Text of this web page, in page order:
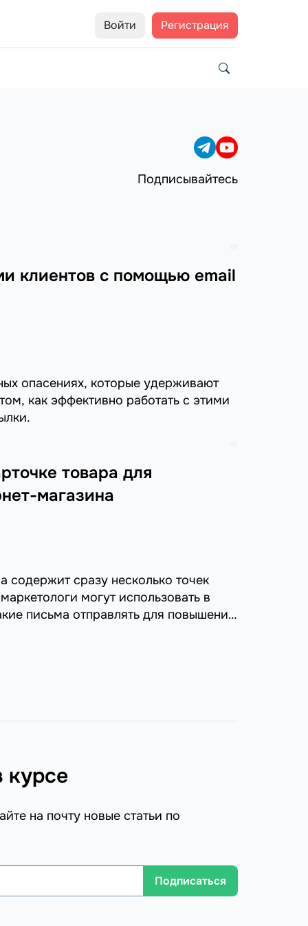
Войти Регистрация
Подписывайтесь
клиентов с помощью email
опасениях, которые удерживают
как эффективно работать с этими
товара для
магазина
содержит сразу несколько точек
могут использовать в
письма отправлять для повышения
курсе
на почту новые статьи по
Подписаться